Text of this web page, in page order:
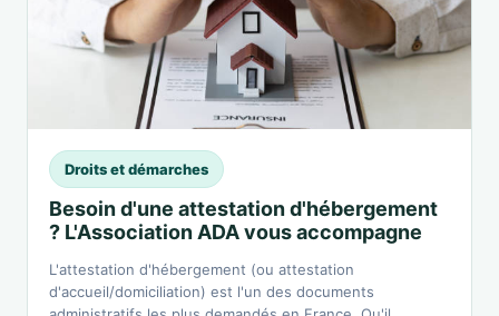
Droits et démarches
Besoin d'une attestation d'hébergement
? L'Association ADA vous accompagne
L'attestation d'hébergement (ou attestation
d'accueil/domiciliation) est l'un des documents